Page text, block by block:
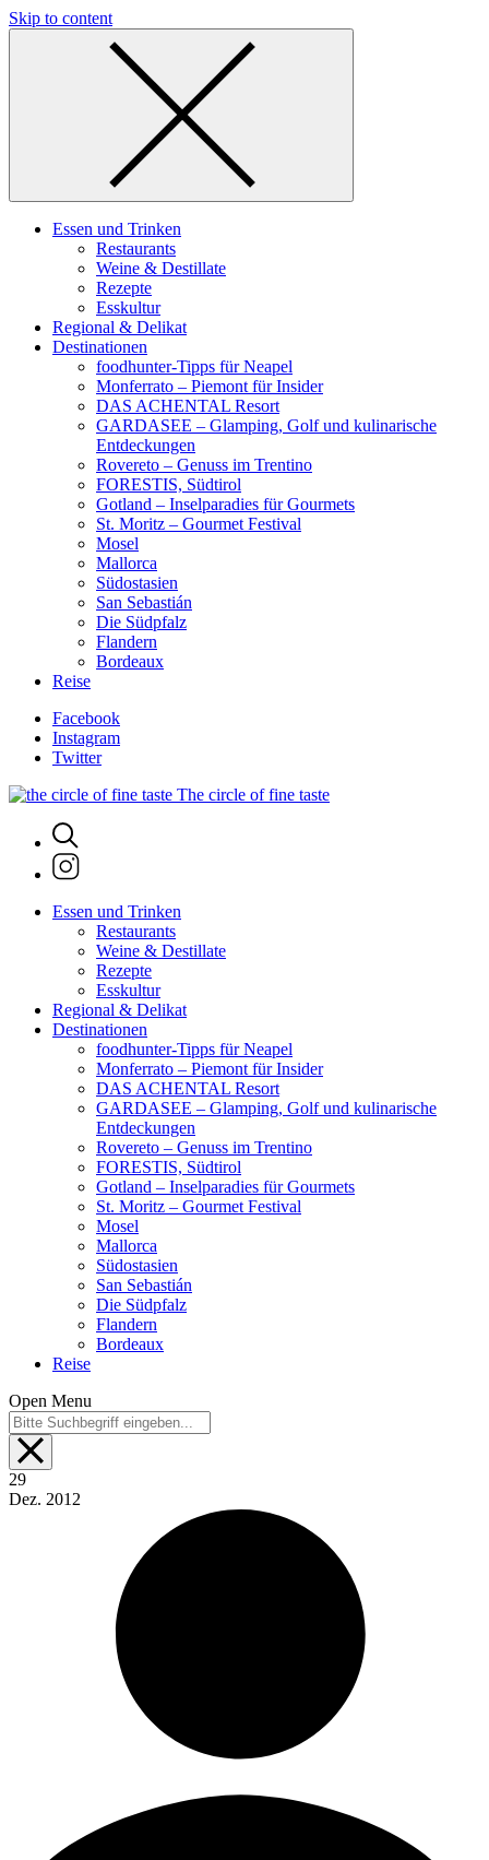
Skip to content
Essen und Trinken
Restaurants
Weine & Destillate
Rezepte
Esskultur
Regional & Delikat
Destinationen
foodhunter-Tipps für Neapel
Monferrato – Piemont für Insider
DAS ACHENTAL Resort
GARDASEE – Glamping, Golf und kulinarische
Entdeckungen
Rovereto – Genuss im Trentino
FORESTIS, Südtirol
Gotland – Inselparadies für Gourmets
St. Moritz – Gourmet Festival
Mosel
Mallorca
Südostasien
San Sebastián
Die Südpfalz
Flandern
Bordeaux
Reise
Facebook
Instagram
Twitter
The circle of fine taste
Essen und Trinken
Restaurants
Weine & Destillate
Rezepte
Esskultur
Regional & Delikat
Destinationen
foodhunter-Tipps für Neapel
Monferrato – Piemont für Insider
DAS ACHENTAL Resort
GARDASEE – Glamping, Golf und kulinarische
Entdeckungen
Rovereto – Genuss im Trentino
FORESTIS, Südtirol
Gotland – Inselparadies für Gourmets
St. Moritz – Gourmet Festival
Mosel
Mallorca
Südostasien
San Sebastián
Die Südpfalz
Flandern
Bordeaux
Reise
Open Menu
29
Dez. 2012